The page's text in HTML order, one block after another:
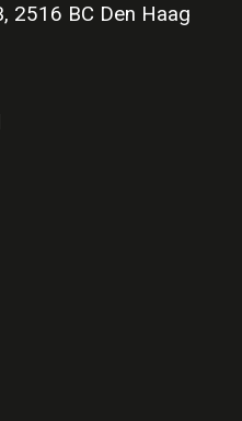
2516 BC Den Haag